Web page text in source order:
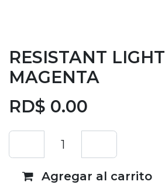
RESISTANT LIGHT
MAGENTA
RD$ 0.00
Agregar al carrito